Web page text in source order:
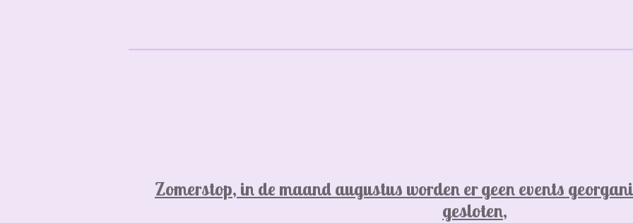
Zomerstop, in de maand augustus worden er geen events
gesloten,